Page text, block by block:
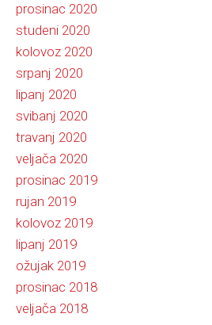
prosinac 2020
studeni 2020
kolovoz 2020
srpanj 2020
lipanj 2020
svibanj 2020
travanj 2020
veljača 2020
prosinac 2019
rujan 2019
kolovoz 2019
lipanj 2019
ožujak 2019
prosinac 2018
veljača 2018